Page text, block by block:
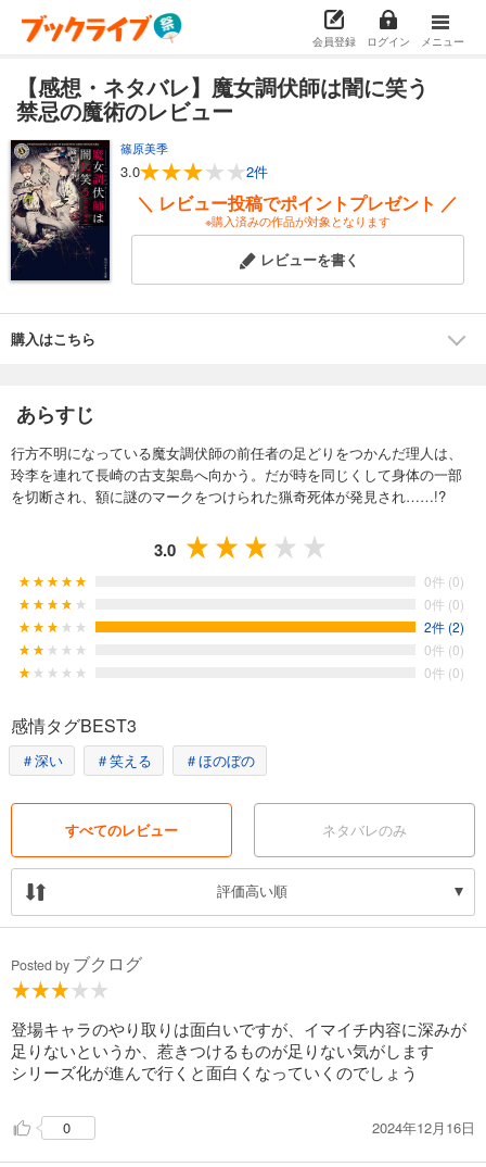
会員登録 ログイン メニュー
【感想・ネタバレ】魔女調伏師は闇に笑う
禁忌の魔術のレビュー
篠原美季
3.0 2件
＼ レビュー投稿でポイントプレゼント ／
※購入済みの作品が対象となります
レビューを書く
購入はこちら
あらすじ
行方不明になっている魔女調伏師の前任者の足どりをつかんだ理人は、
玲李を連れて長崎の古支架島へ向かう。だが時を同じくして身体の一部
を切断され、額に謎のマークをつけられた猟奇死体が発見され……!?
3.0
0件 (0)
0件 (0)
2件 (2)
0件 (0)
0件 (0)
感情タグBEST3
＃深い ＃笑える ＃ほのぼの
すべてのレビュー ネタバレのみ
評価高い順
Posted by ブクログ
登場キャラのやり取りは面白いですが、イマイチ内容に深みが
足りないというか、惹きつけるものが足りない気がします
シリーズ化が進んで行くと面白くなっていくのでしょう
0 2024年12月16日